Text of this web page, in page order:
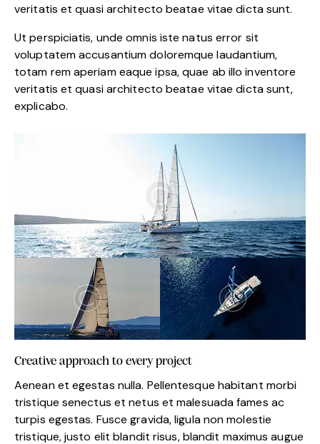
veritatis et quasi architecto beatae vitae dicta sunt.
Ut perspiciatis, unde omnis iste natus error sit
voluptatem accusantium doloremque laudantium,
totam rem aperiam eaque ipsa, quae ab illo inventore
veritatis et quasi architecto beatae vitae dicta sunt,
explicabo.
Creative approach to every project
Aenean et egestas nulla. Pellentesque habitant morbi
tristique senectus et netus et malesuada fames ac
turpis egestas. Fusce gravida, ligula non molestie
tristique, justo elit blandit risus, blandit maximus augue